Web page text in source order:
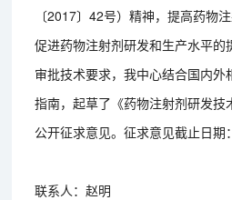
〔2017〕42号）精神，提高药物
促进药物注射剂研发和生产水平
审批技术要求，我中心结合国内外
指南，起草了《药物注射剂研发
公开征求意见。征求意见截止日期
联系人：赵明